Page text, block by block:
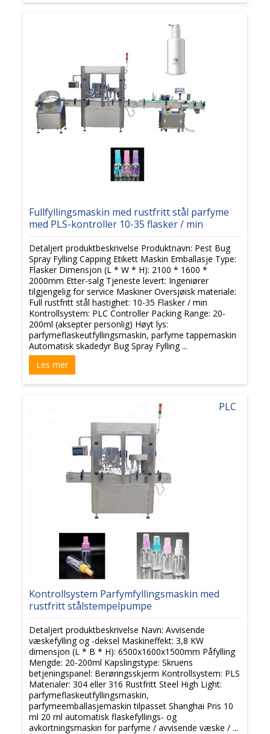
Fullfyllingsmaskin med rustfritt stål parfyme
med PLS-kontroller 10-35 flasker / min
Detaljert produktbeskrivelse Produktnavn: Pest Bug
Spray Fylling Capping Etikett Maskin Emballasje Type:
Flasker Dimensjon (L * W * H): 2100 * 1600 *
2000mm Etter-salg Tjeneste levert: Ingeniører
tilgjengelig for service Maskiner Oversjøisk materiale:
Full rustfritt stål hastighet: 10-35 Flasker / min
Kontrollsystem: PLC Controller Packing Range: 20-
200ml (aksepter personlig) Høyt lys:
parfymeflaskeutfyllingsmaskin, parfyme tappemaskin
Automatisk skadedyr Bug Spray Fylling ...
Les mer
PLC
Kontrollsystem Parfymfyllingsmaskin med
rustfritt stålstempelpumpe
Detaljert produktbeskrivelse Navn: Avvisende
væskefylling og -deksel Maskineffekt: 3,8 KW
dimensjon (L * B * H): 6500x1600x1500mm Påfylling
Mengde: 20-200ml Kapslingstype: Skruens
betjeningspanel: Berøringsskjerm Kontrollsystem: PLS
Materialer: 304 eller 316 Rustfritt Steel High Light:
parfymeflaskeutfyllingsmaskin,
parfymeemballasjemaskin tilpasset Shanghai Pris 10
ml 20 ml automatisk flaskefyllings- og
avkortningsmaskin for parfyme / avvisende væske / ...